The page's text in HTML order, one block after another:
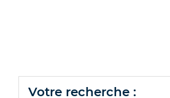
votre recherche :